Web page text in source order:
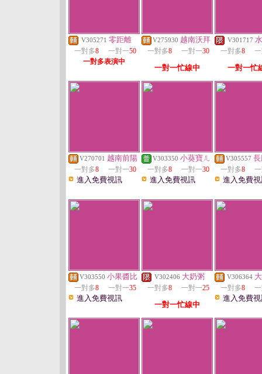
V305271 零距離
一對多8 一對一50
一對多表演中
V275930 越南沃拜
一對多8 一對一30
一對一忙線中
V301717
一對多8
一對一忙
V270701 越南前陽
一對多8 一對一30
進入免費視訊
V303350 小葵寶ㄦ
一對多8 一對一30
進入免費視訊
V305557
一對多8
進入免費
V303550 小果醬比
一對多8 一對一35
進入免費視訊
V302406 大奶粥
一對多8 一對一25
一對一忙線中
V306364
一對多8
進入免費